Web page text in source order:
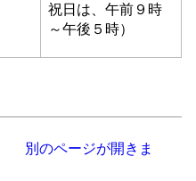
祝日は、 午前９時
～午後５時）
別のページが開きま